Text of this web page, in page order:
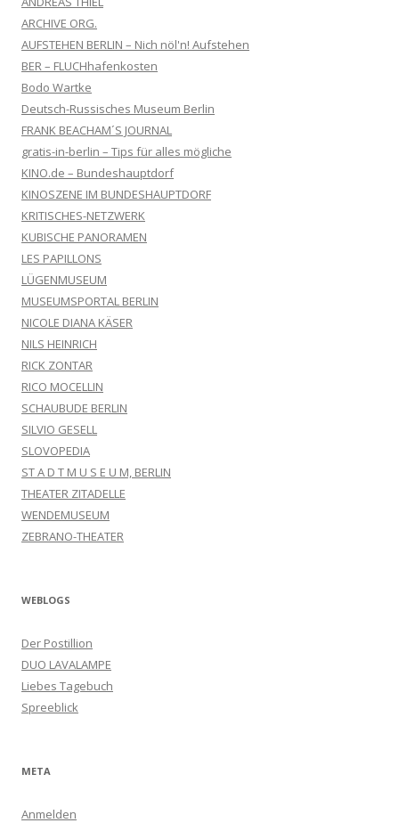
ARCHIVE ORG.
AUFSTEHEN BERLIN – Nich nöl'n! Aufstehen
BER – FLUCHhafenkosten
Bodo Wartke
Deutsch-Russisches Museum Berlin
FRANK BEACHAM´S JOURNAL
gratis-in-berlin – Tips für alles mögliche
KINO.de – Bundeshauptdorf
KINOSZENE IM BUNDESHAUPTDORF
KRITISCHES-NETZWERK
KUBISCHE PANORAMEN
LES PAPILLONS
LÜGENMUSEUM
MUSEUMSPORTAL BERLIN
NICOLE DIANA KÄSER
NILS HEINRICH
RICK ZONTAR
RICO MOCELLIN
SCHAUBUDE BERLIN
SILVIO GESELL
SLOVOPEDIA
ST A D T M U S E U M, BERLIN
THEATER ZITADELLE
WENDEMUSEUM
ZEBRANO-THEATER
WEBLOGS
Der Postillion
DUO LAVALAMPE
Liebes Tagebuch
Spreeblick
META
Anmelden